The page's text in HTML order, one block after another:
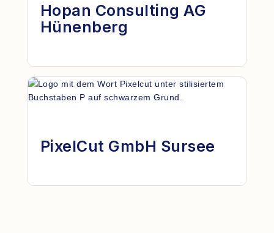
Hopan Consulting AG
Hünenberg
PixelCut GmbH Sursee